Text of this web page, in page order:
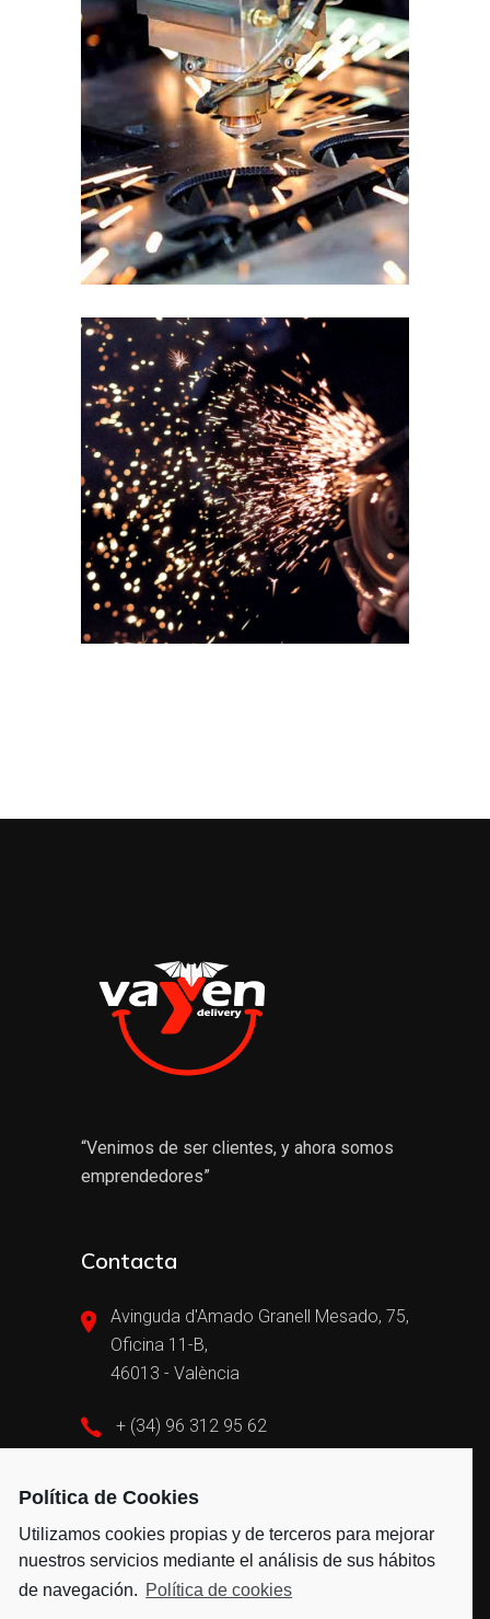
Política de Cookies
Utilizamos cookies propias y de terceros para mejorar
nuestros servicios mediante el análisis de sus hábitos
de navegación. Política de cookies
“Venimos de ser clientes, y ahora somos
emprendedores”
Contacta
Avinguda d'Amado Granell Mesado, 75,
Oficina 11-B,
46013 - València
+ (34) 96 312 95 62